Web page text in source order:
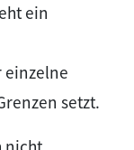
ein
einzelne
setzt.